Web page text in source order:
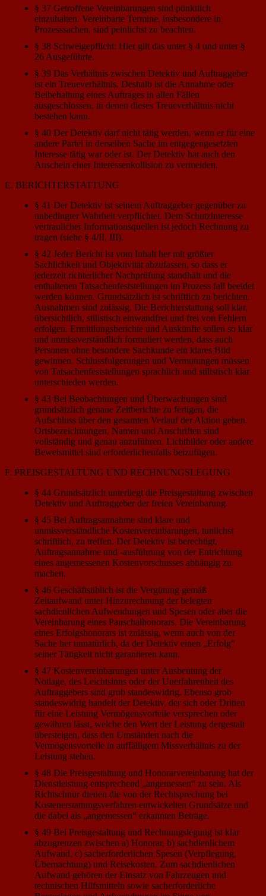
§ 37 Getroffene Vereinbarungen sind pünktlich
einzuhalten. Vereinbarte Termine, insbesondere in
Prozesssachen, sind peinlichst zu beachten.
§ 38 Schweigepflicht: Hier gilt das unter § 4 und unter §
26 Ausgeführte.
§ 39 Das Verhältnis zwischen Detektiv und Auftraggeber
ist ein Treueverhältnis. Deshalb ist die Annahme oder
Beibehaltung eines Auftrages in allen Fällen
ausgeschlossen, in denen dieses Treueverhältnis nicht
bestehen kann.
§ 40 Der Detektiv darf nicht tätig werden, wenn er für eine
andere Partei in derselben Sache im entgegengesetzten
Interesse tätig war oder ist. Der Detektiv hat auch den
Anschein einer Interessenkollision zu vermeiden.
E. BERICHTERSTATTUNG
§ 41 Der Detektiv ist seinem Auftraggeber gegenüber zu
unbedingter Wahrheit verpflichtet. Dem Schutzinteresse
vertraulicher Informationsquellen ist jedoch Rechnung zu
tragen (siehe § 4/II, III).
§ 42 Jeder Bericht ist vom Inhalt her mit größter
Sachlichkeit und Objektivität abzufassen, so dass er
jederzeit richterlicher Nachprüfung standhält und die
enthaltenen Tatsachenfeststellungen im Prozess fall beeidet
werden können. Grundsätzlich ist schriftlich zu berichten.
Ausnahmen sind zulässig. Die Berichterstattung soll klar,
übersichtlich, stilistisch einwandfrei und frei von Fehlern
erfolgen. Ermittlungsberichte und Auskünfte sollen so klar
und unmissverständlich formuliert werden, dass auch
Personen ohne besondere Sachkunde ein klares Bild
gewinnen. Schlussfolgerungen und Vermutungen müssen
von Tatsachenfeststellungen sprachlich und stilistisch klar
unterschieden werden.
§ 43 Bei Beobachtungen und Überwachungen sind
grundsätzlich genaue Zeitberichte zu fertigen, die
Aufschluss über den gesamten Verlauf der Aktion geben.
Ortsbezeichnungen, Namen und Anschriften sind
vollständig und genau anzuführen. Lichtbilder oder andere
Beweismittel sind erforderlichenfalls beizufügen.
F. PREISGESTALTUNG UND RECHNUNGSLEGUNG
§ 44 Grundsätzlich unterliegt die Preisgestaltung zwischen
Detektiv und Auftraggeber der freien Vereinbarung.
§ 45 Bei Auftragsannahme sind klare und
unmissverständliche Kostenvereinbarungen, tunlichst
schriftlich, zu treffen. Der Detektiv ist berechtigt,
Auftragsannahme und -ausführung von der Entrichtung
eines angemessenen Kostenvorschusses abhängig zu
machen.
§ 46 Geschäftsüblich ist die Vergütung gemäß
Zeitaufwand unter Hinzurechnung der belegten
sachdienlichen Aufwendungen und Spesen oder aber die
Vereinbarung eines Pauschalhonorars. Die Vereinbarung
eines Erfolgshonorars ist zulässig, wenn auch von der
Sache her unnatürlich, da der Detektiv einen „Erfolg“
seiner Tätigkeit nicht garantieren kann.
§ 47 Kostenvereinbarungen unter Ausbeutung der
Notlage, des Leichtsinns oder der Unerfahrenheit des
Auftraggebers sind grob standeswidrig. Ebenso grob
standeswidrig handelt der Detektiv, der sich oder Dritten
für eine Leistung Vermögensvorteile versprechen oder
gewähren lässt, welche den Wert der Leistung dergestalt
übersteigen, dass den Umständen nach die
Vermögensvorteile in auffälligem Missverhältnis zu der
Leistung stehen.
§ 48 Die Preisgestaltung und Honorarvereinbarung hat der
Dienstleistung entsprechend „angemessen“ zu sein. Als
Richtschnur dienen die von der Rechtsprechung bei
Kostenerstattungsverfahren entwickelten Grundsätze und
die dabei als „angemessen“ erkannten Beträge.
§ 49 Bei Preisgestaltung und Rechnungslegung ist klar
abzugrenzen zwischen a) Honorar, b) sachdienlichem
Aufwand, c) sacherforderlichen Spesen (Verpflegung,
Übernachtung) und Reisekosten. Zum sachdienlichen
Aufwand gehören der Einsatz von Fahrzeugen und
technischen Hilfsmitteln sowie sacherforderliche